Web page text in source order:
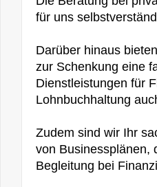
für uns
Darüber hinaus
zur Schenkung eine
Dienstleistungen für
Lohnbuchhaltung
Zudem sind wir Ihr
von Businessplänen,
Begleitung bei